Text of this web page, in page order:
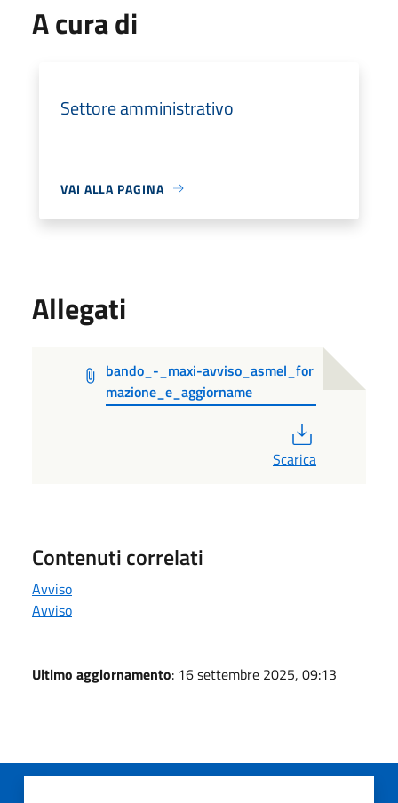
A cura di
Settore amministrativo
VAI ALLA PAGINA
Allegati
bando_-_maxi-avviso_asmel_for
mazione_e_aggiorname
Scarica
Contenuti correlati
Avviso
Avviso
Ultimo aggiornamento: 16 settembre 2025, 09:13